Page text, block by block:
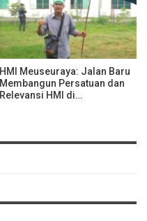
HMI Meuseuraya: Jalan Baru
Membangun Persatuan dan
Relevansi HMI di…